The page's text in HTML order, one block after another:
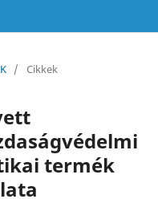
/ Cikkek
termék